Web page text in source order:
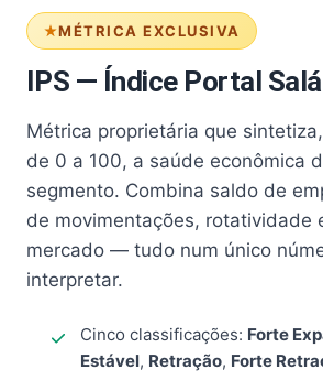
MÉTRICA EXCLUSIVA
IPS — Índice Portal
Métrica proprietária que
de 0 a 100, a saúde econômica
segmento. Combina saldo de
de movimentações, rotatividade
mercado — tudo num único
interpretar.
Cinco classificações: Forte
Estável, Retração, Forte